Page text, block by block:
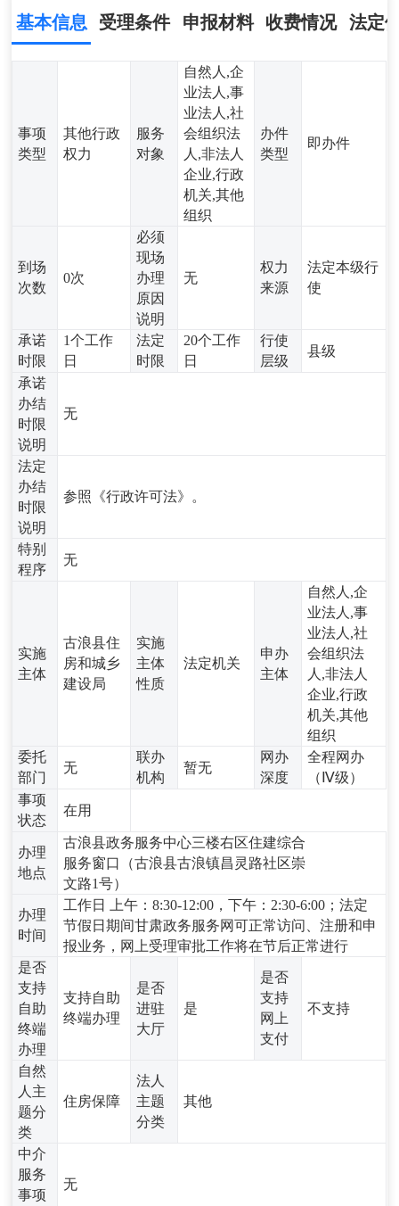
基本信息 受理条件 申报材料 收费情况 法定
事项
类型
其他行政
权力
服务
对象
自然人,企
业法人,事
业法人,社
会组织法
人,非法人
企业,行政
机关,其他
组织
办件
类型
即办件
到场
次数
0次
必须
现场
办理
原因
说明
无
权力
来源
法定本级行
使
承诺
时限
1个工作
日
法定
时限
20个工作
日
行使
层级
县级
承诺
办结
时限
说明
无
法定
办结
时限
说明
参照《行政许可法》。
特别
程序
无
实施
主体
古浪县住
房和城乡
建设局
实施
主体
性质
法定机关
申办
主体
自然人,企
业法人,事
业法人,社
会组织法
人,非法人
企业,行政
机关,其他
组织
委托
部门
无
联办
机构
暂无
网办
深度
全程网办
（Ⅳ级）
事项
状态
在用
办理
地点
古浪县政务服务中心三楼右区住建综合
服务窗口（古浪县古浪镇昌灵路社区崇
文路1号）
办理
时间
工作日 上午：8:30-12:00，下午：2:30-6:00；法定
节假日期间甘肃政务服务网可正常访问、注册和申
报业务，网上受理审批工作将在节后正常进行
是否
支持
自助
终端
办理
支持自助
终端办理
是否
进驻
大厅
是
是否
支持
网上
支付
不支持
自然
人主
题分
类
住房保障
法人
主题
分类
其他
中介
服务
事项
无